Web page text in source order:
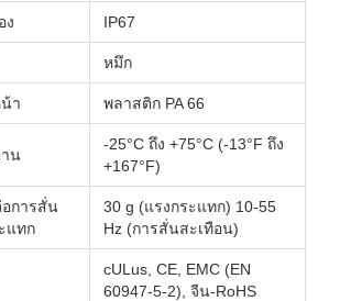
ง IP67
หมึก
า พลาสติก PA 66
น
-25°C ถึง +75°C (-13°F ถึง
+167°F)
การสั่น
แทก
30 g (แรงกระแทก) 10-55
Hz (การสั่นสะเทือน)
cULus, CE, EMC (EN
60947-5-2), จีน-RoHS